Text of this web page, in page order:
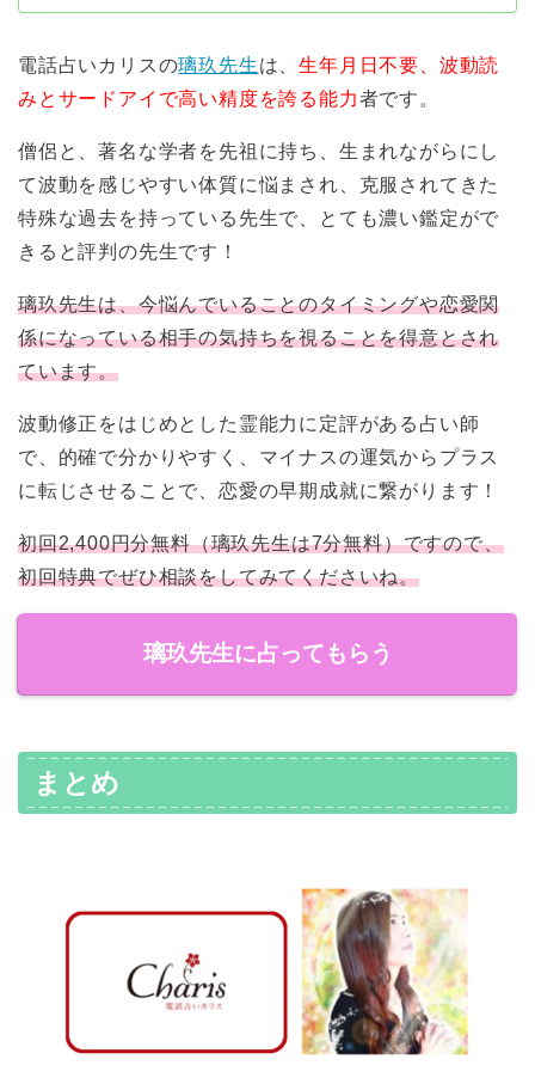
電話占いカリスの璃玖先生は、生年月日不要、波動読
みとサードアイで高い精度を誇る能力者です。
僧侶と、著名な学者を先祖に持ち、生まれながらにし
て波動を感じやすい体質に悩まされ、克服されてきた
特殊な過去を持っている先生で、とても濃い鑑定がで
きると評判の先生です！
璃玖先生は、今悩んでいることのタイミングや恋愛関
係になっている相手の気持ちを視ることを得意とされ
ています。
波動修正をはじめとした霊能力に定評がある占い師
で、的確で分かりやすく、マイナスの運気からプラス
に転じさせることで、恋愛の早期成就に繋がります！
初回2,400円分無料（璃玖先生は7分無料）ですので、
初回特典でぜひ相談をしてみてくださいね。
璃玖先生に占ってもらう
まとめ